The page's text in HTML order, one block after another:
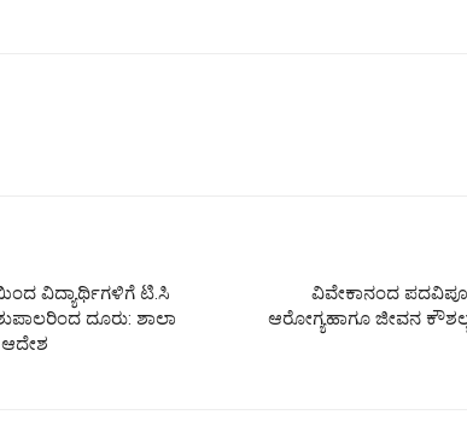
ವಿದ್ಯಾರ್ಥಿಗಳಿಗೆ ಟಿ.ಸಿ
ದೂರು: ಶಾಲಾ
ವಿವೇಕಾನಂದ
ಆರೋಗ್ಯಹಾಗೂ ಜೀವನ